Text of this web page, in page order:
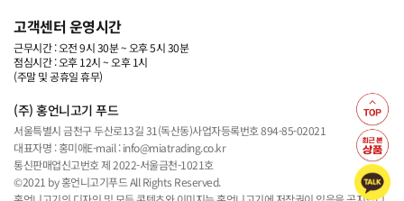
고객센터 운영시간
근무시간 : 오전 9시 30분 ~ 오후 5시 30분
점심시간 : 오후 12시 ~ 오후 1시
(주말 및 공휴일 휴무)
(주) 홍언니고기 푸드
서울특별시 금천구 두산로13길 31(독산동)사업자등록번호 894-85-02021
대표자명 : 홍미애E-mail : info@miatrading.co.kr
통신판매업신고번호 제 2022-서울금천-1021호
©2021 by 홍언니고기푸드 All Rights Reserved.